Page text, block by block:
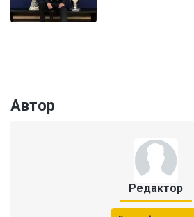
Автор
Редактор